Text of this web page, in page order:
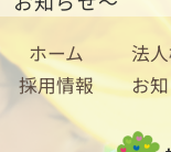
ホーム 法
採用情報
お